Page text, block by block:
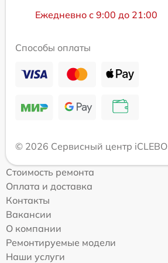
Ежедневно с 9:00 до 21:00
Способы оплаты
© 2026 Сервисный центр iCLEBO
Стоимость ремонта
Оплата и доставка
Контакты
Вакансии
О компании
Ремонтируемые модели
Наши услуги